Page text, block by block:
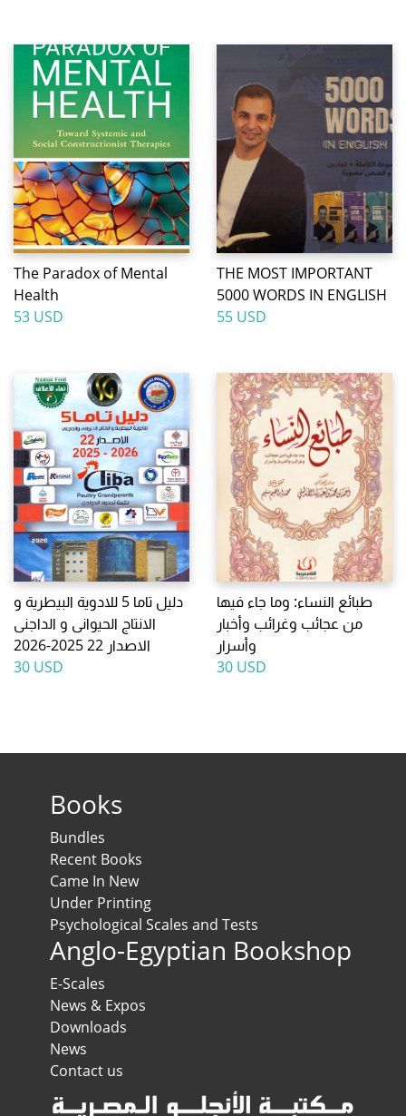
The Paradox of Mental
Health
53 USD
THE MOST IMPORTANT
5000 WORDS IN ENGLISH
55 USD
دليل تاما 5 للادوية البيطرية و
الانتاج الحيوانى و الداجنى
الاصدار 22 2025-2026
30 USD
طبائع النساء: وما جاء فيها
من عجائب وغرائب وأخبار
وأسرار
30 USD
Books
Bundles
Recent Books
Came In New
Under Printing
Psychological Scales and Tests
Anglo-Egyptian Bookshop
E-Scales
News & Expos
Downloads
News
Contact us